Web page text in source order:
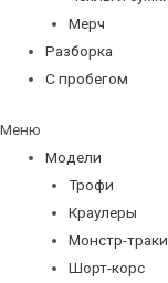
Мерч
Разборка
С пробегом
Меню
Модели
Трофи
Краулеры
Монстр-траки
Шорт-корс